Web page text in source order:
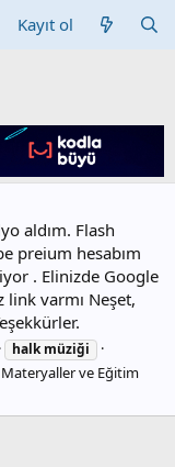
Kayıt ol
aldım. Flash
preium hesabım
. Elinizde Google
varmı Neşet,
halk müziği
ve Eğitim